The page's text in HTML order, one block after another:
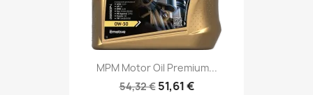
MPM Motor Oil Premium...
54,32 € 51,61 €